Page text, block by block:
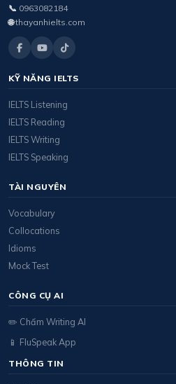
📞 0963082184
🌐 thayanhielts.com
KỸ NĂNG IELTS
IELTS Listening
IELTS Reading
IELTS Writing
IELTS Speaking
TÀI NGUYÊN
Vocabulary
Collocations
Idioms
Mock Test
CÔNG CỤ AI
✏️ Chấm Writing AI
📱 FluSpeak App
THÔNG TIN